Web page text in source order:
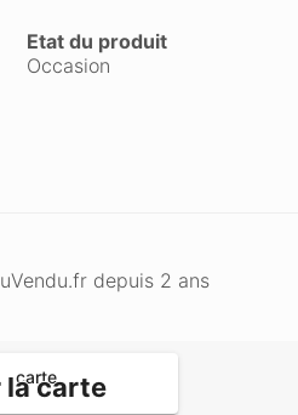
Etat du produit
Occasion
depuis 2 ans
la carte